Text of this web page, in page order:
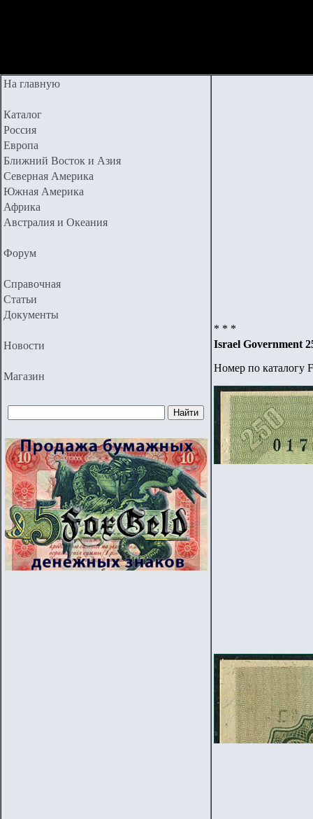
На главную
Каталог
Россия
Европа
Ближний Восток и Азия
Северная Америка
Южная Америка
Африка
Австралия и Океания
Форум
Справочная
Статьи
Документы
Новости
Магазин
* * *
Israel Government
Номер по каталогу